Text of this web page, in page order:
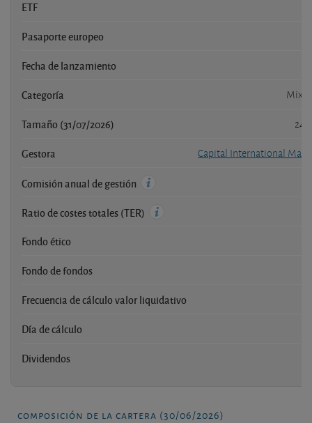
ETF
Pasaporte europeo
Fecha de lanzamiento
Categoría
Tamaño (31/07/2026)
Gestora Capital International
Comisión anual de gestión
Ratio de costes totales (TER)
Fondo ético
Fondo de fondos
Frecuencia de cálculo valor liquidativo
Día de cálculo
Dividendos
composición de la cartera (30/06/2026)